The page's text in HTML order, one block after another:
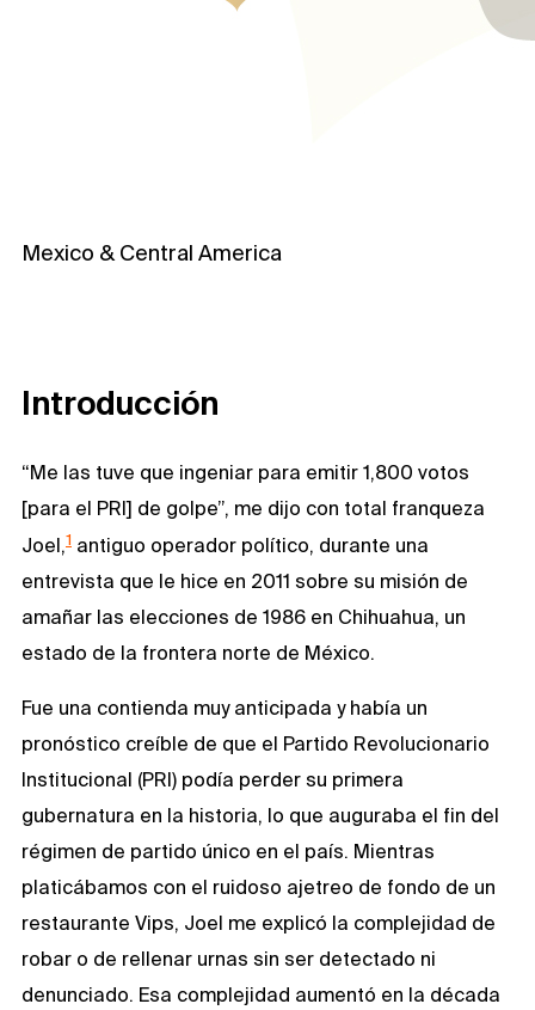
Mexico & Central America
Introducción
“Me las tuve que ingeniar para emitir 1,800 votos
[para el PRI] de golpe”, me dijo con total franqueza
Joel,1 antiguo operador político, durante una
entrevista que le hice en 2011 sobre su misión de
amañar las elecciones de 1986 en Chihuahua, un
estado de la frontera norte de México.
Fue una contienda muy anticipada y había un
pronóstico creíble de que el Partido Revolucionario
Institucional (PRI) podía perder su primera
gubernatura en la historia, lo que auguraba el fin del
régimen de partido único en el país. Mientras
platicábamos con el ruidoso ajetreo de fondo de un
restaurante Vips, Joel me explicó la complejidad de
robar o de rellenar urnas sin ser detectado ni
denunciado. Esa complejidad aumentó en la década